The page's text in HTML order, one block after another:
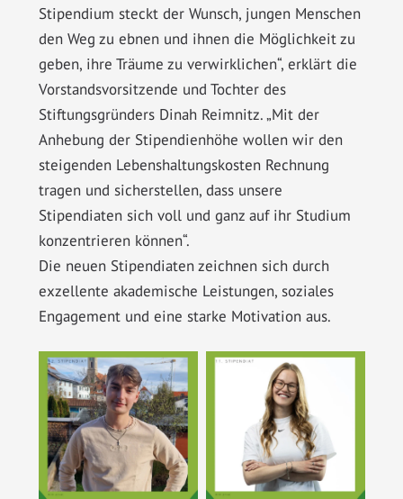
Stipendium steckt der Wunsch, jungen Menschen
den Weg zu ebnen und ihnen die Möglichkeit zu
geben, ihre Träume zu verwirklichen“, erklärt die
Vorstandsvorsitzende und Tochter des
Stiftungsgründers Dinah Reimnitz. „Mit der
Anhebung der Stipendienhöhe wollen wir den
steigenden Lebenshaltungskosten Rechnung
tragen und sicherstellen, dass unsere
Stipendiaten sich voll und ganz auf ihr Studium
konzentrieren können“.
Die neuen Stipendiaten zeichnen sich durch
exzellente akademische Leistungen, soziales
Engagement und eine starke Motivation aus.